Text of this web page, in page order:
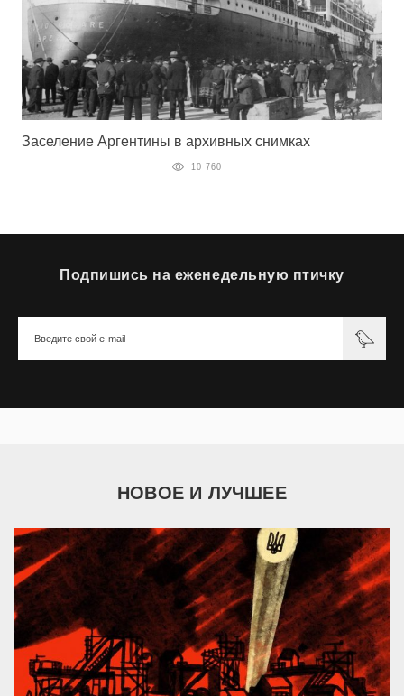
Заселение Аргентины в архивных снимках
10 760
Подпишись на еженедельную птичку
НОВОЕ И ЛУЧШЕЕ